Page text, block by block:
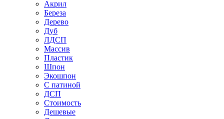
Акрил
Береза
Дерево
Дуб
ЛДСП
Массив
Пластик
Шпон
Экошпон
С патиной
ДСП
Стоимость
Дешевые